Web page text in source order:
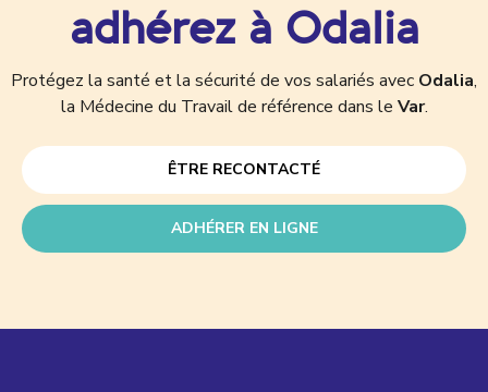
adhérez à Odalia
Protégez la santé et la sécurité de vos salariés avec Odalia,
la Médecine du Travail de référence dans le Var.
ÊTRE RECONTACTÉ
ADHÉRER EN LIGNE